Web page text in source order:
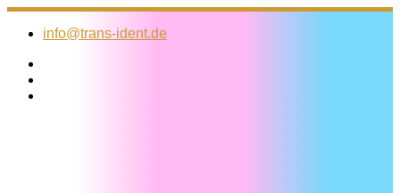
Zum
Inhalt
info@trans-ident.de